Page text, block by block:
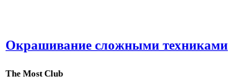
Окрашивание сложными техниками
The Most Club